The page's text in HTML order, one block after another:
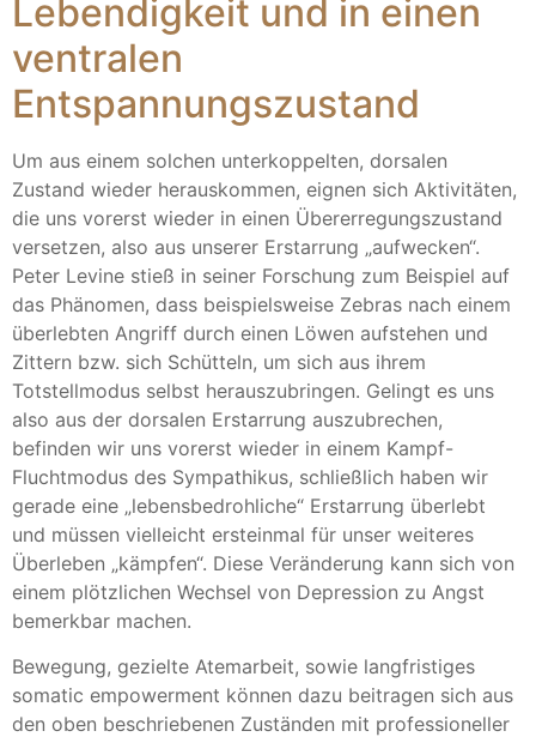
Lebendigkeit und in einen
ventralen
Entspannungszustand
Um aus einem solchen unterkoppelten, dorsalen
Zustand wieder herauskommen, eignen sich Aktivitäten,
die uns vorerst wieder in einen Übererregungszustand
versetzen, also aus unserer Erstarrung „aufwecken“.
Peter Levine stieß in seiner Forschung zum Beispiel auf
das Phänomen, dass beispielsweise Zebras nach einem
überlebten Angriff durch einen Löwen aufstehen und
Zittern bzw. sich Schütteln, um sich aus ihrem
Totstellmodus selbst herauszubringen. Gelingt es uns
also aus der dorsalen Erstarrung auszubrechen,
befinden wir uns vorerst wieder in einem Kampf-
Fluchtmodus des Sympathikus, schließlich haben wir
gerade eine „lebensbedrohliche“ Erstarrung überlebt
und müssen vielleicht ersteinmal für unser weiteres
Überleben „kämpfen“. Diese Veränderung kann sich von
einem plötzlichen Wechsel von Depression zu Angst
bemerkbar machen.
Bewegung, gezielte Atemarbeit, sowie langfristiges
somatic empowerment können dazu beitragen sich aus
den oben beschriebenen Zuständen mit professioneller